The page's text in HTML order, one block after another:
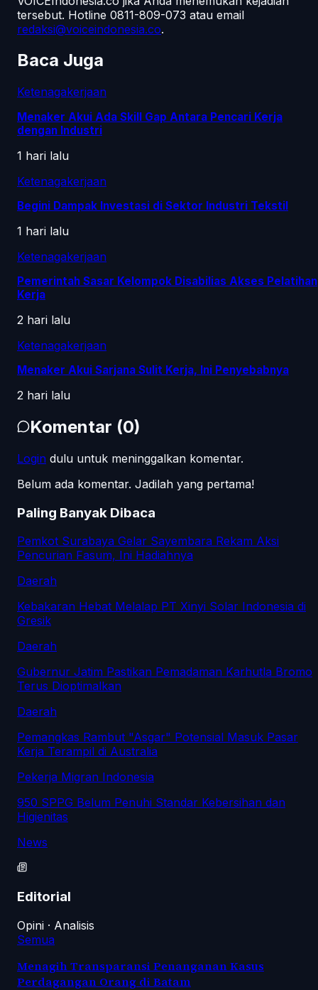
tersebut. Hotline 0811-809-073 atau email
redaksi@voiceindonesia.co.
Baca Juga
Ketenagakerjaan
Menaker Akui Ada Skill Gap Antara Pencari Kerja
dengan Industri
1 hari lalu
Ketenagakerjaan
Begini Dampak Investasi di Sektor Industri Tekstil
1 hari lalu
Ketenagakerjaan
Pemerintah Sasar Kelompok Disabilias Akses Pelatihan
Kerja
2 hari lalu
Ketenagakerjaan
Menaker Akui Sarjana Sulit Kerja, Ini Penyebabnya
2 hari lalu
Komentar (0)
Login dulu untuk meninggalkan komentar.
Belum ada komentar. Jadilah yang pertama!
Paling Banyak Dibaca
Pemkot Surabaya Gelar Sayembara Rekam Aksi
Pencurian Fasum, Ini Hadiahnya
Daerah
Kebakaran Hebat Melalap PT Xinyi Solar Indonesia di
Gresik
Daerah
Gubernur Jatim Pastikan Pemadaman Karhutla Bromo
Terus Dioptimalkan
Daerah
Pemangkas Rambut "Asgar" Potensial Masuk Pasar
Kerja Terampil di Australia
Pekerja Migran Indonesia
950 SPPG Belum Penuhi Standar Kebersihan dan
Higienitas
News
Editorial
Opini · Analisis
Semua
Menagih Transparansi Penanganan Kasus
Perdagangan Orang di Batam